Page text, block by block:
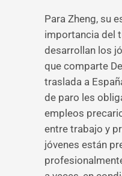
Para Zheng, su
importancia del
desarrollan los
que comparte
traslada a
de paro les
empleos
entre trabajo y
jóvenes están